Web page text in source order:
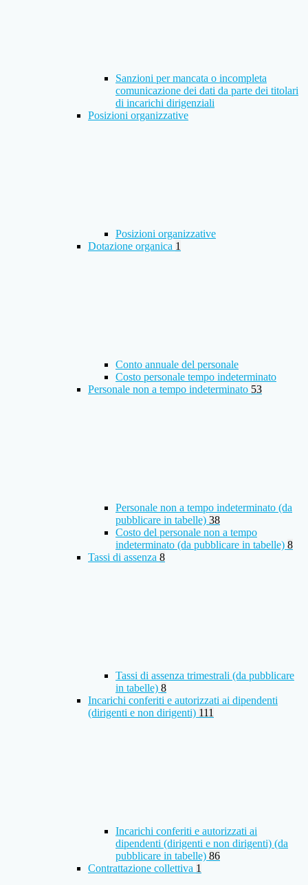
Sanzioni per mancata o incompleta
comunicazione dei dati da parte dei titolari
di incarichi dirigenziali
Posizioni organizzative
Posizioni organizzative
Dotazione organica 1
Conto annuale del personale
Costo personale tempo indeterminato
Personale non a tempo indeterminato 53
Personale non a tempo indeterminato (da
pubblicare in tabelle) 38
Costo del personale non a tempo
indeterminato (da pubblicare in tabelle) 8
Tassi di assenza 8
Tassi di assenza trimestrali (da pubblicare
in tabelle) 8
Incarichi conferiti e autorizzati ai dipendenti
(dirigenti e non dirigenti) 111
Incarichi conferiti e autorizzati ai
dipendenti (dirigenti e non dirigenti) (da
pubblicare in tabelle) 86
Contrattazione collettiva 1